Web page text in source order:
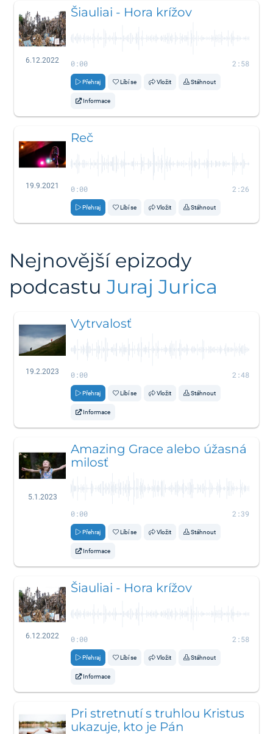
6.12.2022
Šiauliai - Hora krížov
0:00 2:58
Přehraj Líbí se Vložit Stáhnout
Informace
19.9.2021
Reč
0:00 2:26
Přehraj Líbí se Vložit Stáhnout
Nejnovější epizody
podcastu Juraj Jurica
19.2.2023
Vytrvalosť
0:00 2:48
Přehraj Líbí se Vložit Stáhnout
Informace
5.1.2023
Amazing Grace alebo úžasná
milosť
0:00 2:39
Přehraj Líbí se Vložit Stáhnout
Informace
6.12.2022
Šiauliai - Hora krížov
0:00 2:58
Přehraj Líbí se Vložit Stáhnout
Informace
Pri stretnutí s truhlou Kristus
ukazuje, kto je Pán